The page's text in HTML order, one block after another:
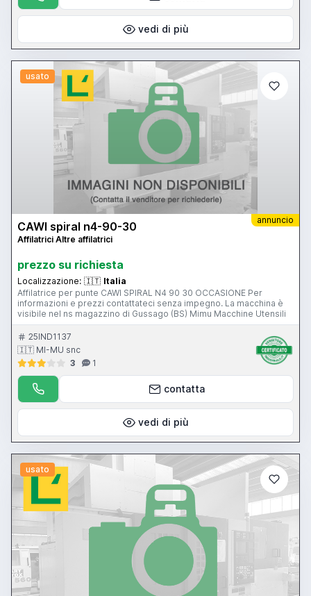
vedi di più
usato
annuncio
CAWI spiral n4-90-30
Affilatrici Altre affilatrici
prezzo su richiesta
Localizzazione: 🇮🇹 Italia
Affilatrice per punte CAWI SPIRAL N4 90 30 OCCASIONE Per
informazioni e prezzi contattateci senza impegno. La macchina è
visibile nel ns magazzino di Gussago (BS) Mimu Macchine Utensili
25IND1137
🇮🇹 MI-MU snc
3
1
contatta
vedi di più
usato